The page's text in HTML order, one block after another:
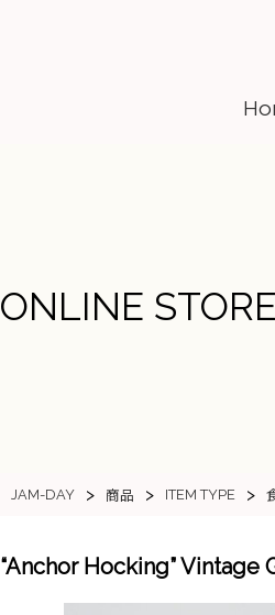
ONLINE STORE
JAM-DAY > 商品 > ITEM TYPE >
“Anchor Hocking” Vintage